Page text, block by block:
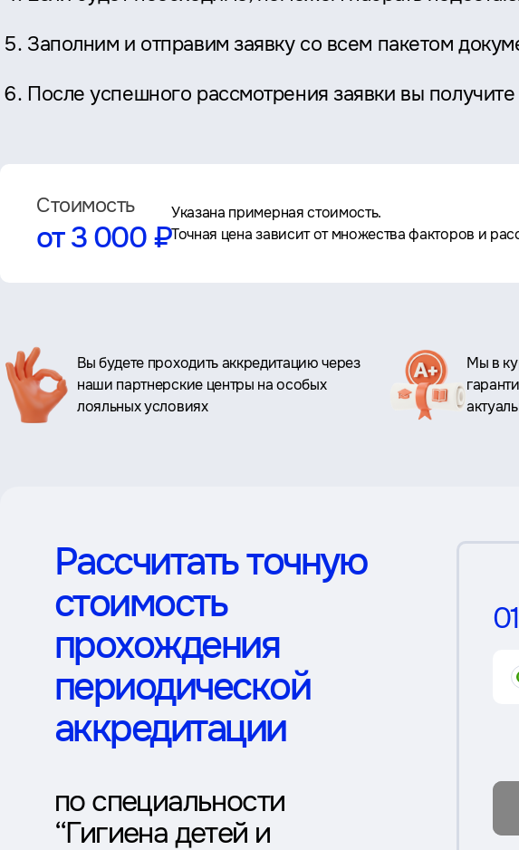
Заполним и отправим заявку со всем пакетом
После успешного рассмотрения заявки вы
Стоимость
от 3 000 ₽
Указана примерная стоимость.
Точная цена зависит от множества факторов и
Ключевые
преимущества
Вы будете проходить аккредитацию через
наши партнерские центры на особых
лояльных условиях
Мы в
Рассчитать точную
стоимость
прохождения
периодической
аккредитации
по специальности
“Гигиена детей и
01